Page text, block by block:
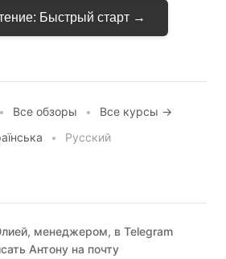
Быстрый старт →
• Все обзоры •
Все курсы →
• Русский
менеджером, в Telegram
Антону на почту